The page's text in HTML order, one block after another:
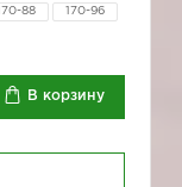
170-88 170-96
В корзину